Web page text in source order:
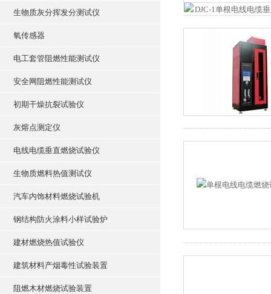
生物质灰分挥发分测试仪
氧传感器
电工套管阻燃性能测试仪
安全网阻燃性能测试仪
初期干燥抗裂试验仪
灰熔点测定仪
电线电缆垂直燃烧试验仪
生物质燃料热值测试仪
汽车内饰材料燃烧试验机
钢结构防火涂料小样试验炉
建材燃烧热值试验仪
建筑材料产烟毒性试验装置
阻燃木材燃烧试验装置